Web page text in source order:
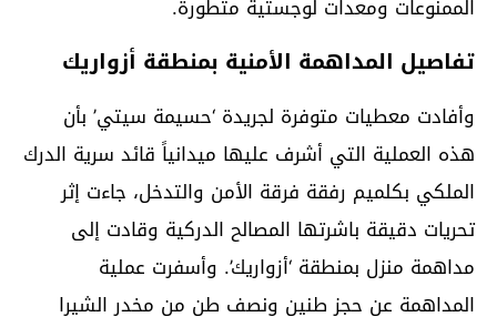
الممنوعات ومعدات لوجستية متطورة.
تفاصيل المداهمة الأمنية بمنطقة أزواريك
وأفادت معطيات متوفرة لجريدة ‘حسيمة سيتي’ بأن
هذه العملية التي أشرف عليها ميدانياً قائد سرية الدرك
الملكي بكلميم رفقة فرقة الأمن والتدخل، جاءت إثر
تحريات دقيقة باشرتها المصالح الدركية وقادت إلى
مداهمة منزل بمنطقة ‘أزواريك’. وأسفرت عملية
المداهمة عن حجز طنين ونصف طن من مخدر الشيرا